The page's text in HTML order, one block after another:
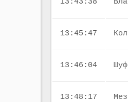
13:45:47
13:46:04
13:48:17